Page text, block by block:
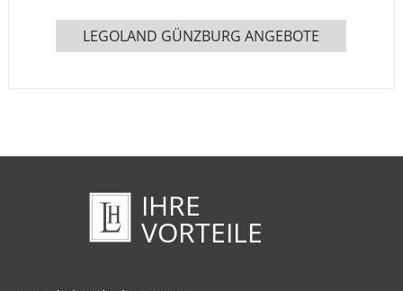
LEGOLAND GÜNZBURG ANGEBOTE
IHRE
VORTEILE